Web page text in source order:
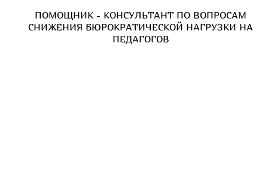
ПОМОЩНИК - КОНСУЛЬТАНТ ПО ВОПРОСАМ
СНИЖЕНИЯ БЮРОКРАТИЧЕСКОЙ НАГРУЗКИ НА
ПЕДАГОГОВ